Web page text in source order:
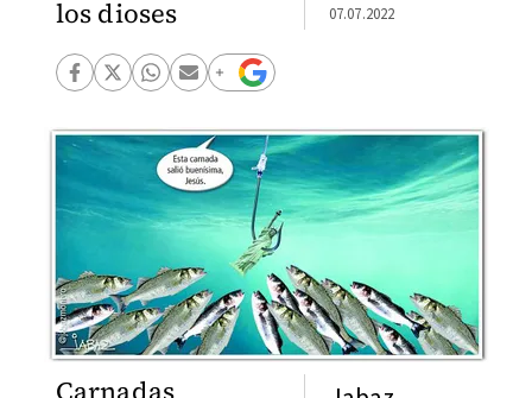
los dioses
07.07.2022
Carnadas